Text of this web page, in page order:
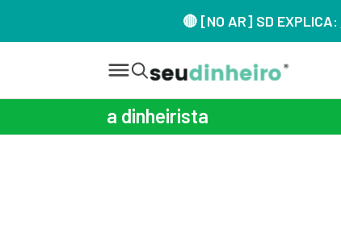
🔴 [NO AR] SD EXPLICA:
a dinheirista